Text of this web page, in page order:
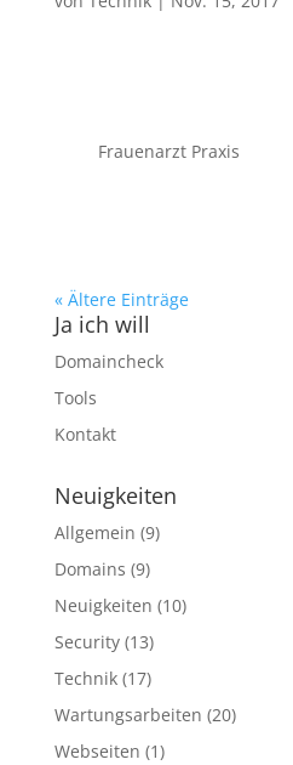
Frauenarzt Praxis
« Ältere Einträge
Ja ich will
Domaincheck
Tools
Kontakt
Neuigkeiten
Allgemein (9)
Domains (9)
Neuigkeiten (10)
Security(13)
Technik(17)
Wartungsarbeiten (20)
Webseiten (1)